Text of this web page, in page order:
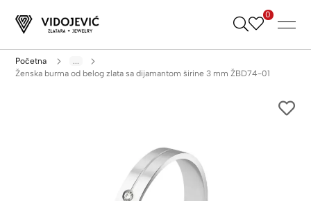
Skip
0
Početna
...
Ženska burma od belog zlata sa dijamantom širine 3 mm ŽBD74-01